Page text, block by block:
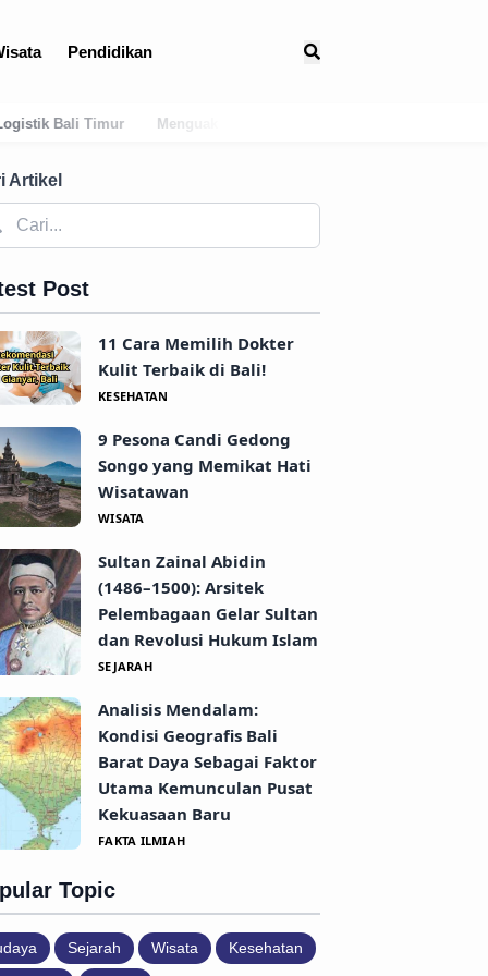
Pendidikan
Jejak Kuno: Asal-Usul Mitologis dan Hubungan Awal Tabanan
Artikel
Post
11 Cara Memilih Dokter
Kulit Terbaik di Bali!
KESEHATAN
9 Pesona Candi Gedong
Songo yang Memikat Hati
Wisatawan
WISATA
Sultan Zainal Abidin
(1486–1500): Arsitek
Pelembagaan Gelar Sultan
dan Revolusi Hukum Islam
SEJARAH
Analisis Mendalam:
Kondisi Geografis Bali
Barat Daya Sebagai Faktor
Utama Kemunculan Pusat
Kekuasaan Baru
FAKTA ILMIAH
Topic
Sejarah Wisata Kesehatan